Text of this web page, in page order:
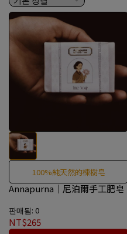
100%純天然的楝樹皂
Annapurna｜尼泊爾手工肥皂
판매됨: 0
NT$265